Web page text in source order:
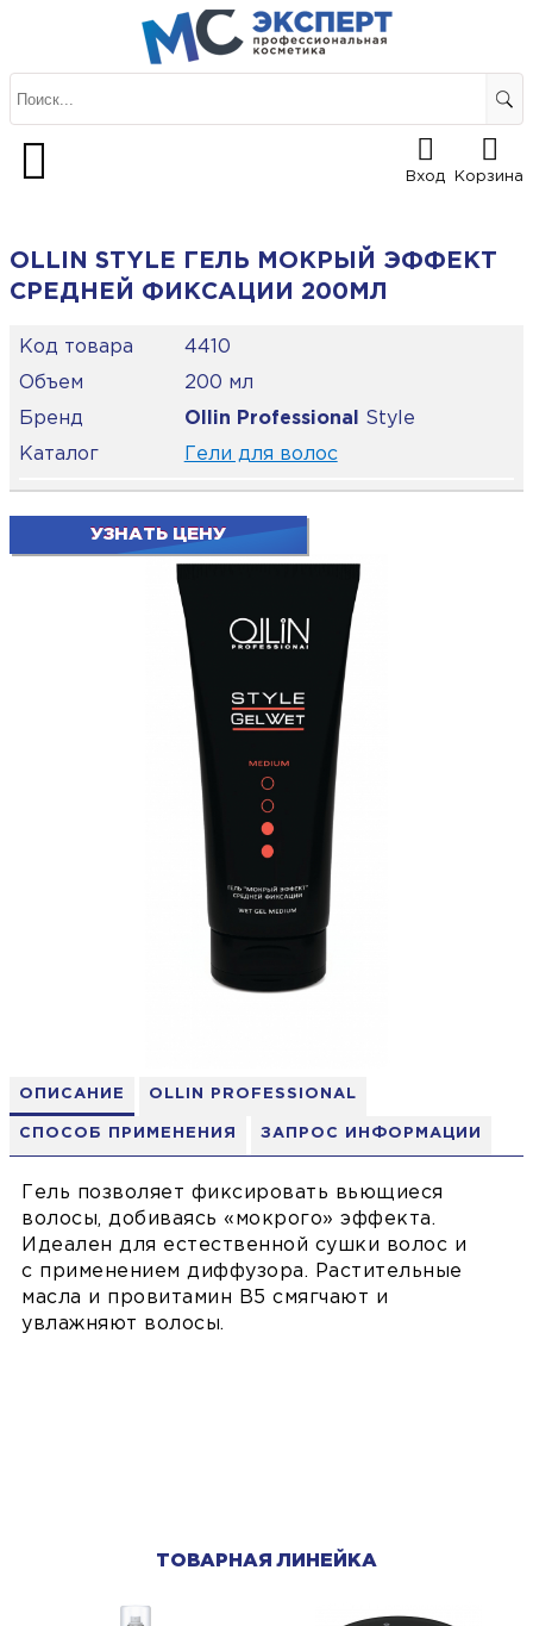
Вход Корзина
ОПИСАНИЕ OLLIN PROFESSIONAL
СПОСОБ ПРИМЕНЕНИЯ ЗАПРОС ИНФОРМАЦИИ
Гель позволяет фиксировать вьющиеся
волосы, добиваясь «мокрого» эффекта.
Идеален для естественной сушки волос и
с применением диффузора. Растительные
масла и провитамин В5 смягчают и
увлажняют волосы.
OLLIN STYLE ГЕЛЬ МОКРЫЙ ЭФФЕКТ
СРЕДНЕЙ ФИКСАЦИИ 200МЛ
Код товара
4410
Объем
200 мл
Бренд
Ollin Professional
Style
Каталог
Гели для волос
УЗНАТЬ ЦЕНУ
ТОВАРНАЯ ЛИНЕЙКА